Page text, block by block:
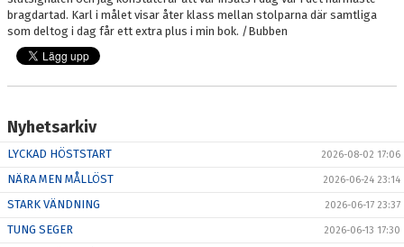
bragdartad. Karl i målet visar åter klass mellan stolparna där samtliga
som deltog i dag får ett extra plus i min bok. /Bubben
Nyhetsarkiv
LYCKAD HÖSTSTART 2026-08-02 17:06
NÄRA MEN MÅLLÖST 2026-06-24 23:14
STARK VÄNDNING 2026-06-17 23:37
TUNG SEGER 2026-06-13 17:30